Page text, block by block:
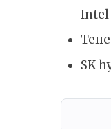
Intel
SK